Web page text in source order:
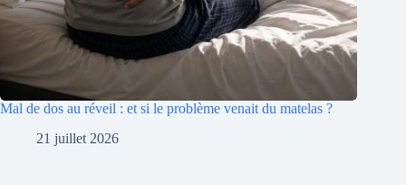
Mal de dos au réveil : et si le problème venait du matelas ?
21 juillet 2026